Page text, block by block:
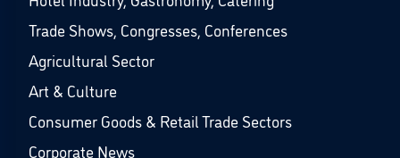
Trade Shows, Congresses, Conferences
Agricultural Sector
Art & Culture
Consumer Goods & Retail Trade Sectors
Corporate News